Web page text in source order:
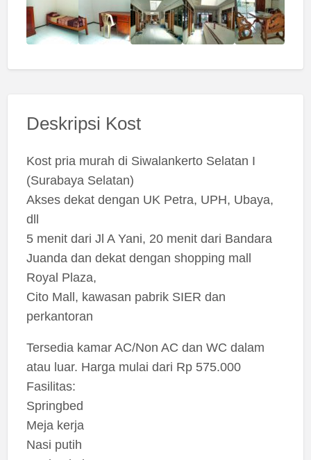
Deskripsi Kost
Kost pria murah di Siwalankerto Selatan I
(Surabaya Selatan)
Akses dekat dengan UK Petra, UPH, Ubaya,
dll
5 menit dari Jl A Yani, 20 menit dari Bandara
Juanda dan dekat dengan shopping mall
Royal Plaza,
Cito Mall, kawasan pabrik SIER dan
perkantoran
Tersedia kamar AC/Non AC dan WC dalam
atau luar. Harga mulai dari Rp 575.000
Fasilitas:
Springbed
Meja kerja
Nasi putih